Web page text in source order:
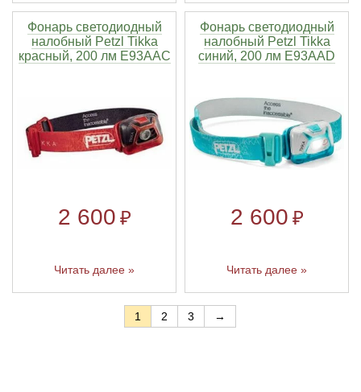
Фонарь светодиодный
налобный Petzl Tikka
красный, 200 лм E93AAC
2 600 ₽
Читать далее »
Фонарь светодиодный
налобный Petzl Tikka
синий, 200 лм E93AAD
2 600 ₽
Читать далее »
1 2 3 →